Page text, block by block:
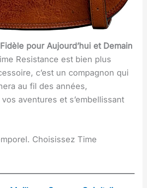
pour Aujourd’hui et Demain
Resistance est bien plus
c’est un compagnon qui
au fil des années,
vos aventures et s’embellissant
Choisissez Time